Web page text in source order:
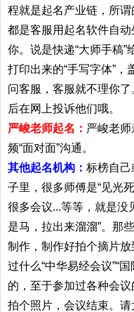
程就是起名产业链，所谓
都是客服用起名软件自
你。说是快递“大师手稿”
打印出来的“手写字体”
问客服，客服就不理你
后在网上投诉他们哦。
严峻老师起名： 严峻老
频“面对面”沟通。
其他起名机构： 标榜自己
子里，很多师傅是“见光
很多会议...等等，就是没
是马，拉出来溜溜”。那
制作，制作好拍个摘片
过什么“中华易经会议”“
的，至于参加过各种会
拍个照片，会议结束。请